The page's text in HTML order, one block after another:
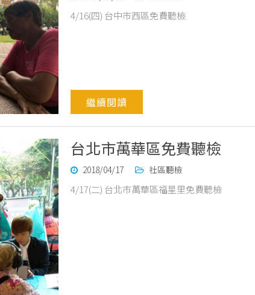
4/16(四) 台中市西區免費聽檢
繼續閱讀
台北市萬華區免費聽檢
2018/04/17 社區聽檢
4/17(二) 台北市萬華區福星里免費聽檢